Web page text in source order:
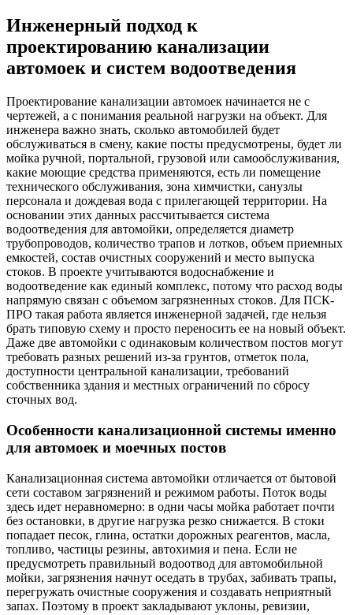
Инженерный подход к
проектированию канализации
автомоек и систем водоотведения
Проектирование канализации автомоек начинается не с
чертежей, а с понимания реальной нагрузки на объект. Для
инженера важно знать, сколько автомобилей будет
обслуживаться в смену, какие посты предусмотрены, будет ли
мойка ручной, портальной, грузовой или самообслуживания,
какие моющие средства применяются, есть ли помещение
технического обслуживания, зона химчистки, санузлы
персонала и дождевая вода с прилегающей территории. На
основании этих данных рассчитывается система
водоотведения для автомойки, определяется диаметр
трубопроводов, количество трапов и лотков, объем приемных
емкостей, состав очистных сооружений и место выпуска
стоков. В проекте учитываются водоснабжение и
водоотведение как единый комплекс, потому что расход воды
напрямую связан с объемом загрязненных стоков. Для ПСК-
ПРО такая работа является инженерной задачей, где нельзя
брать типовую схему и просто переносить ее на новый объект.
Даже две автомойки с одинаковым количеством постов могут
требовать разных решений из-за грунтов, отметок пола,
доступности центральной канализации, требований
собственника здания и местных ограничений по сбросу
сточных вод.
Особенности канализационной системы именно
для автомоек и моечных постов
Канализационная система автомойки отличается от бытовой
сети составом загрязнений и режимом работы. Поток воды
здесь идет неравномерно: в одни часы мойка работает почти
без остановки, в другие нагрузка резко снижается. В стоки
попадает песок, глина, остатки дорожных реагентов, масла,
топливо, частицы резины, автохимия и пена. Если не
предусмотреть правильный водоотвод для автомобильной
мойки, загрязнения начнут оседать в трубах, забивать трапы,
перегружать очистные сооружения и создавать неприятный
запах. Поэтому в проект закладывают уклоны, ревизии,